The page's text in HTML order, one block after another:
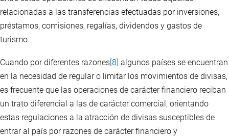
relacionadas a las transferencias efectuadas por inversiones,
préstamos, comisiones, regalías, dividendos y gastos de
turismo.
Cuando por diferentes razones[8] algunos países se encuentran
en la necesidad de regular o limitar los movimientos de divisas,
es frecuente que las operaciones de carácter financiero reciban
un trato diferencial a las de carácter comercial, orientando
estas regulaciones a la atracción de divisas susceptibles de
entrar al país por razones de carácter financiero y